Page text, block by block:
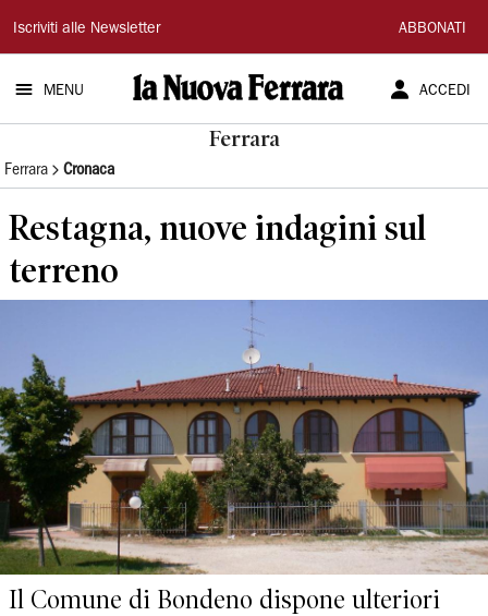
La
Nuova
Ferrara
Iscriviti alle Newsletter ABBONATI
MENU ACCEDI
Ferrara
Ferrara Cronaca
Restagna, nuove indagini sul
terreno
Il Comune di Bondeno dispone ulteriori